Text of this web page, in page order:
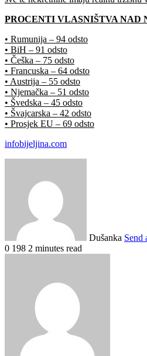
PROCENTI VLASNIŠTVA NAD
• Rumunija – 94 odsto
• BiH – 91 odsto
• Češka – 75 odsto
• Francuska – 64 odsto
• Austrija – 55 odsto
• Njemačka – 51 odsto
• Švedska – 45 odsto
• Švajcarska – 42 odsto
• Prosjek EU – 69 odsto
infobijeljina.com
Dušanka Send
0 198 2 minutes read